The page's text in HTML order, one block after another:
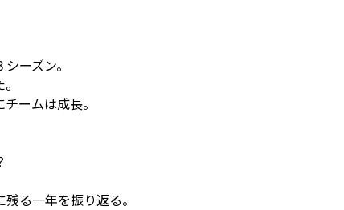
ーズン。
ームは成長。
る一年を振り返る。